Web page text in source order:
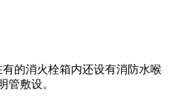
的消火栓箱内还设有消防水喉
敷设。